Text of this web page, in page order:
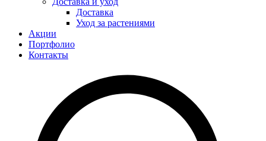
Доставка
Уход за растениями
Акции
Портфолио
Контакты